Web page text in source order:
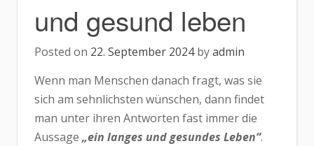
und gesund leben
Posted on 22. September 2024byadmin
Wenn man Menschen danach fragt, was sie
sich am sehnlichsten wünschen, dann findet
man unter ihren Antworten fast immer die
Aussage „ein langes und gesundes Leben“.